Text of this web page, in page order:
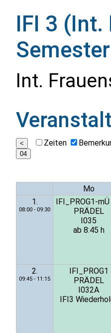
IFI 3
Int.
Zeiten
Mo
1.
08:00 - 09:30
IFI_PROG1-
PRÄDEL
I035
ab 8:45 h
2.
09:45 - 11:15
IFI_PROG1
PRÄDEL
I032A
IFI3